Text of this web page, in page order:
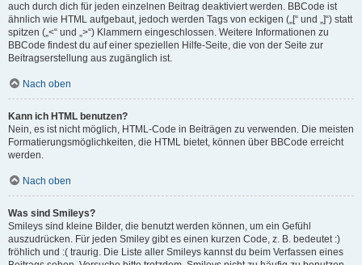
auch durch dich für jeden einzelnen Beitrag deaktiviert werden. BBCode ist
ähnlich wie HTML aufgebaut, jedoch werden Tags von eckigen („[“ und „]“) statt
spitzen („<“ und „>“) Klammern eingeschlossen. Weitere Informationen zu
BBCode findest du auf einer speziellen Hilfe-Seite, die von der Seite zur
Beitragserstellung aus zugänglich ist.
Nach oben
Kann ich HTML benutzen?
Nein, es ist nicht möglich, HTML-Code in Beiträgen zu verwenden. Die meisten
Formatierungsmöglichkeiten, die HTML bietet, können über BBCode erreicht
werden.
Nach oben
Was sind Smileys?
Smileys sind kleine Bilder, die benutzt werden können, um ein Gefühl
auszudrücken. Für jeden Smiley gibt es einen kurzen Code, z. B. bedeutet :)
fröhlich und :( traurig. Die Liste aller Smileys kannst du beim Verfassen eines